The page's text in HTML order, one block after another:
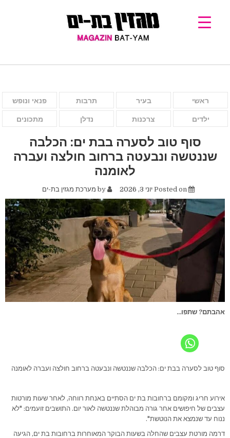
ראשי בעיר תרבות פנאי ונופש
ילדים צרכנות נדלן מתכונים
סוף טוב לסערה בבת ים: הכלבה
שננטשה ונבעטה ברחוב חולצה ועברה
לאומנה
Posted on יוני 3, 2026 by מערכת מגזין בת-ים
אהבתם? שתפו...
סוף טוב לסערה בבת ים: הכלבה שננטשה ונבעטה ברחוב חולצה ועברה לאומנה
אירוע חריג ומקומם ברחובות בת ים הסתיים באנחת רווחה, לאחר שעות מורטות
עצבים של חיפושים אחר גורה מבוהלת שננטשה לאור יום. התושבים זועמים: "לא
ננוח עד שנמצא את הנוטשת".
דרמה מורטת עצבים שהחלה בשעות הבוקר המאוחרות ברחובות בת ים, הגיעה